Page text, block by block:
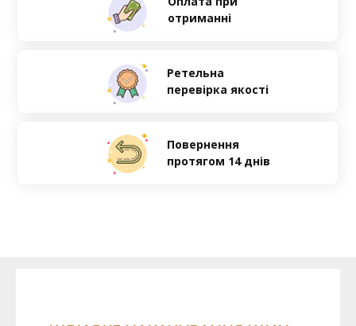
отриманні
Ретельна
перевірка якості
Повернення
протягом 14 днів